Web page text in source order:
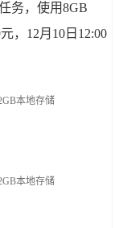
务，使用8GB
，12月10日12:00